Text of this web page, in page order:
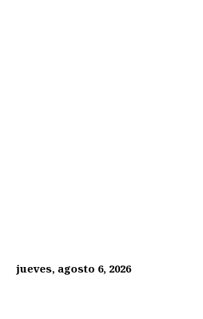
jueves, agosto 6, 2026